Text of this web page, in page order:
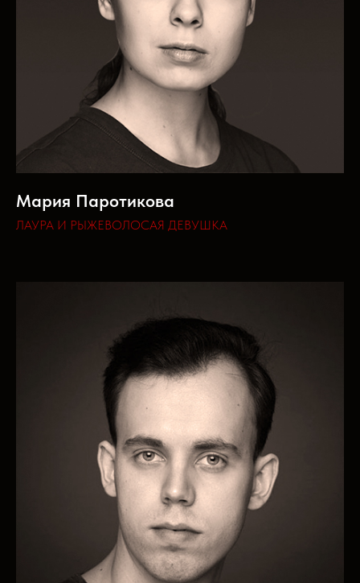
Мария Паротикова
ЛАУРА И РЫЖЕВОЛОСАЯ ДЕВУШКА